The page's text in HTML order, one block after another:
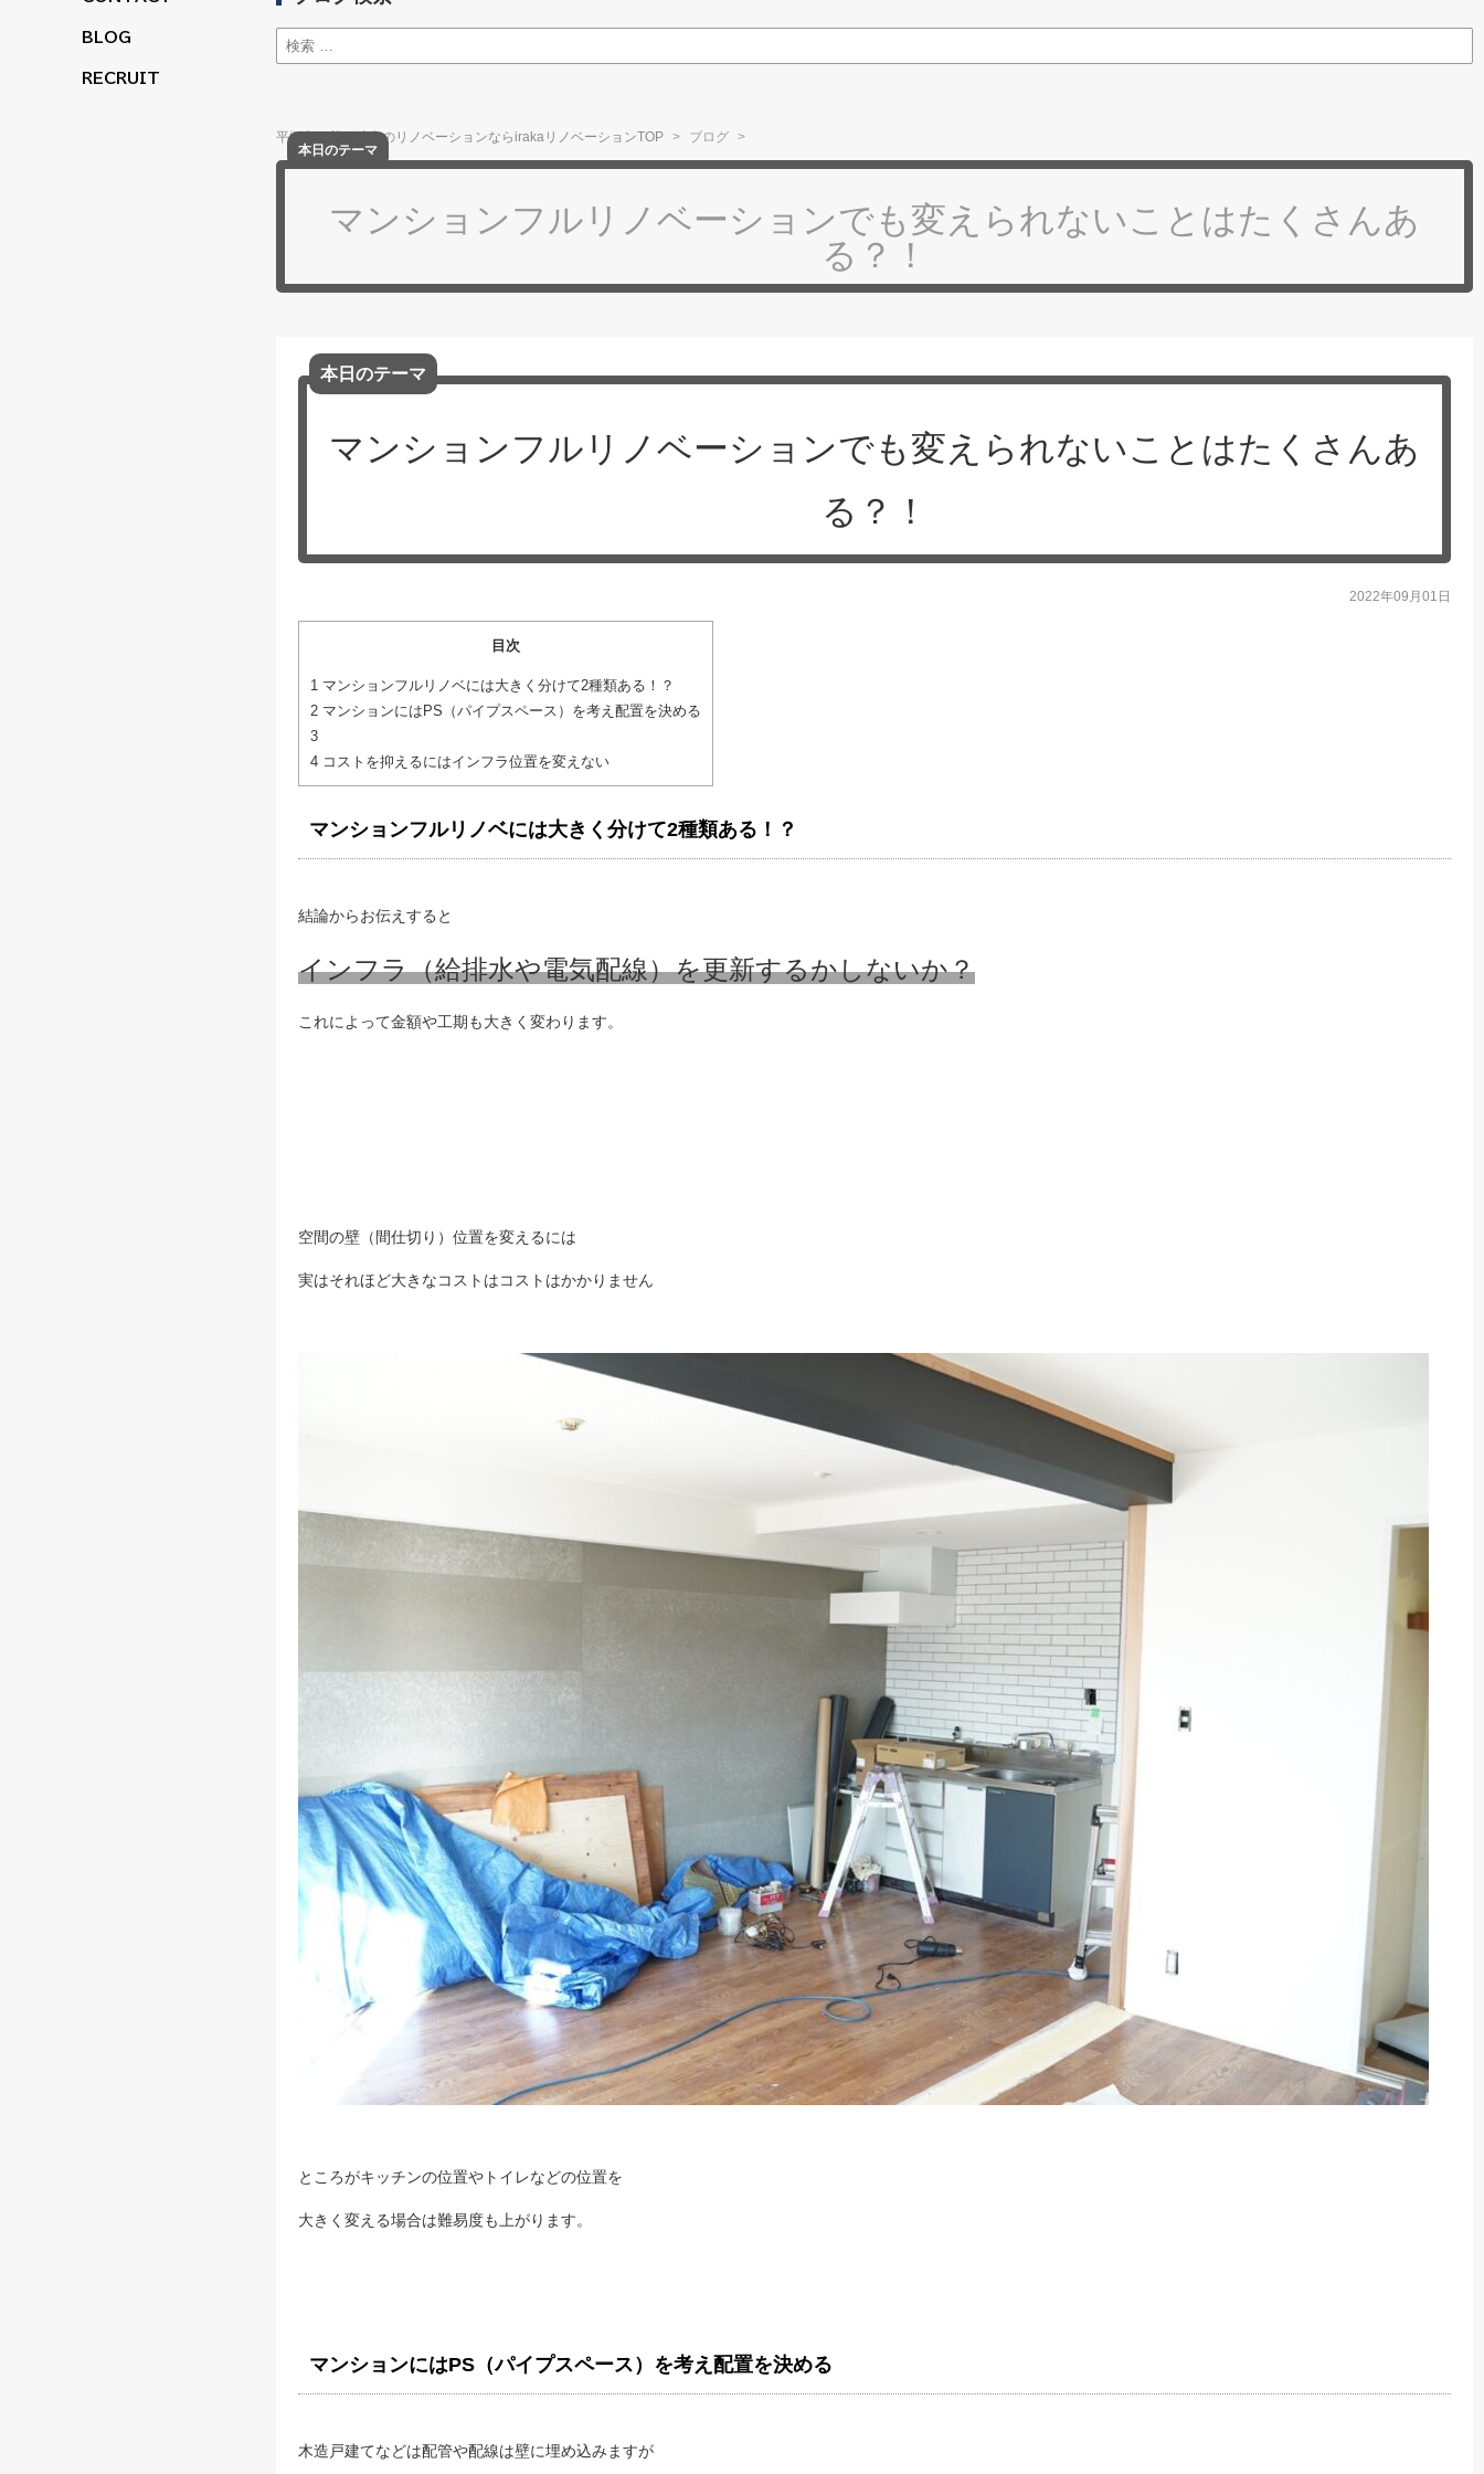
BLOG
RECRUIT
平塚市・茅ヶ崎市のリノベーションならirakaリノベーションTOP
ブログ
本日のテーマ
マンションフルリノベーションでも変えられないことはたくさんあ
る？！
本日のテーマ
マンションフルリノベーションでも変えられないことはたくさんあ
る？！
2022年09月01日
目次
1 マンションフルリノベには大きく分けて2種類ある！？
2 マンションにはPS（パイプスペース）を考え配置を決める
3
4 コストを抑えるにはインフラ位置を変えない
マンションフルリノベには大きく分けて2種類ある！？
結論からお伝えすると
インフラ（給排水や電気配線）を更新するかしないか？
これによって金額や工期も大きく変わります。
空間の壁（間仕切り）位置を変えるには
実はそれほど大きなコストはコストはかかりません
ところがキッチンの位置やトイレなどの位置を
大きく変える場合は難易度も上がります。
マンションにはPS（パイプスペース）を考え配置を決める
木造戸建てなどは配管や配線は壁に埋め込みますが